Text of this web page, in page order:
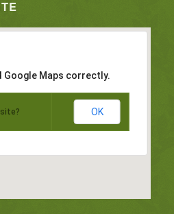
Google Maps correctly.
OK